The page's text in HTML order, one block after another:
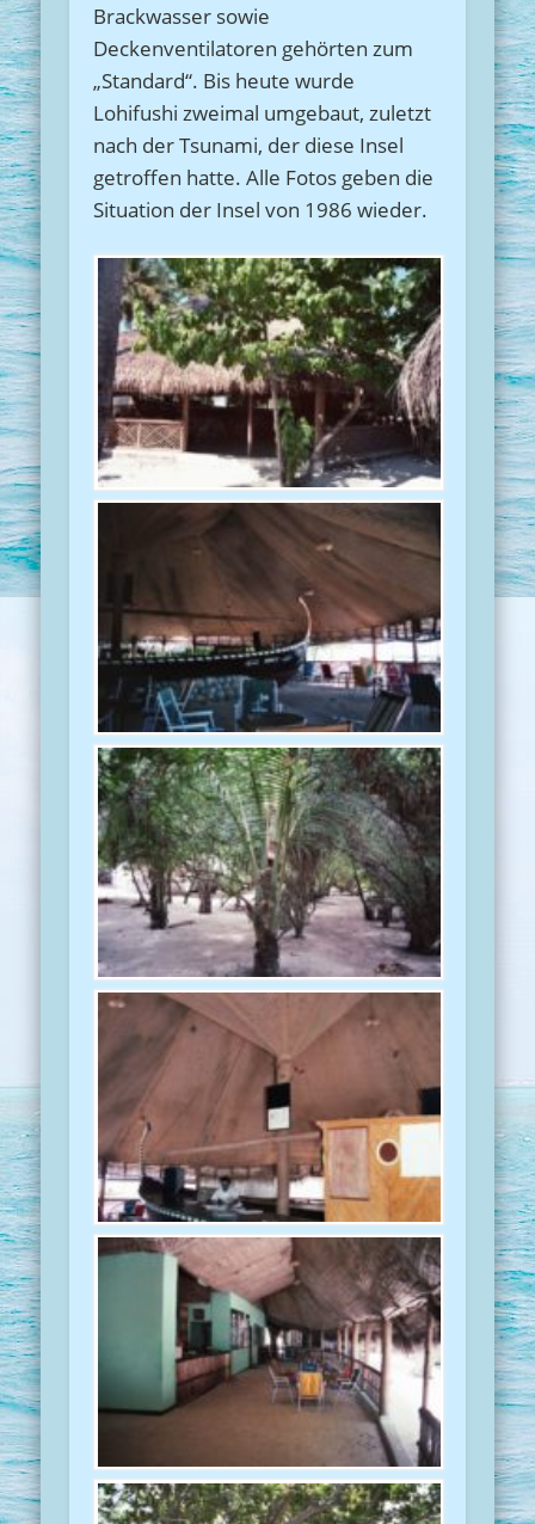
Brackwasser sowie
Deckenventilatoren gehörten zum
„Standard“. Bis heute wurde
Lohifushi zweimal umgebaut, zuletzt
nach der Tsunami, der diese Insel
getroffen hatte. Alle Fotos geben die
Situation der Insel von 1986 wieder.